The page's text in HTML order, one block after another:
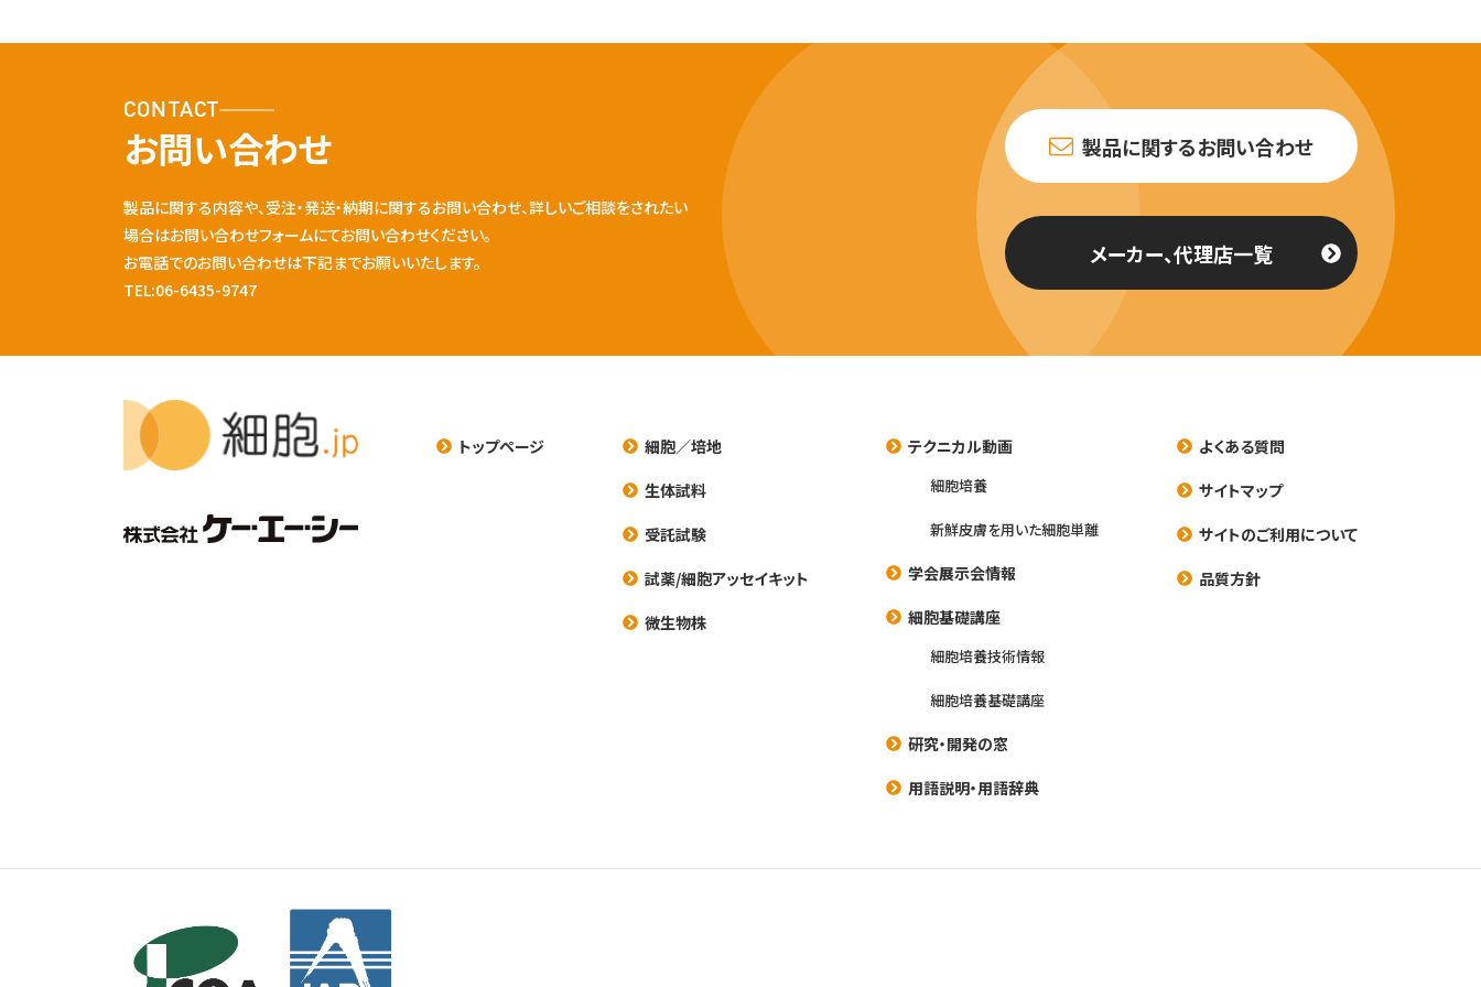
CONTACT
お問い合わせ
製品に関する内容や、受注・発送・納期に関するお問い合わせ、詳しいご相談をされたい
場合はお問い合わせフォームにてお問い合わせください。
お電話でのお問い合わせは下記までお願いいたします。
TEL:06-6435-9747
製品に関するお問い合わせ
メーカー、代理店一覧
トップページ
細胞／培地
生体試料
受託試験
試薬/細胞アッセイキット
微生物株
テクニカル動画
細胞培養
新鮮皮膚を用いた細胞単離
学会展示会情報
細胞基礎講座
細胞培養技術情報
細胞培養基礎講座
研究・開発の窓
用語説明・用語辞典
よくある質問
サイトマップ
サイトのご利用について
品質方針